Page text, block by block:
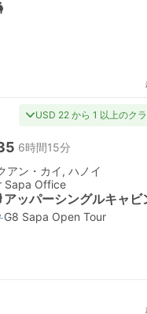
USD 22 から 1 以上のク
6時間15分
アン・カイ, ハノイ
Sapa Office
アッパーシングルキャビ
G8 Sapa Open Tour